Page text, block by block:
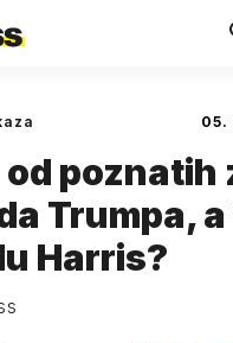
05.
od poznatih
Trumpa,
Harris?